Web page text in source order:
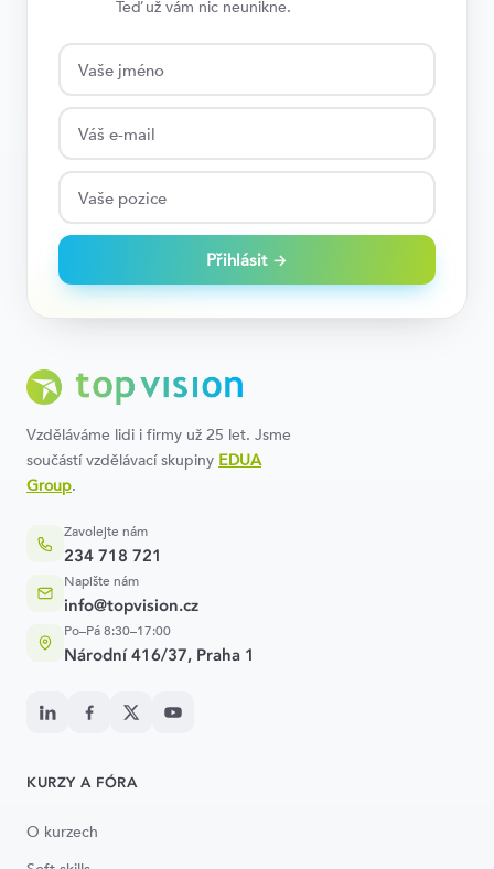
Teď už vám nic neunikne.
Přihlásit →
Vzděláváme lidi i firmy už 25 let. Jsme
součástí vzdělávací skupiny EDUA
Group.
Zavolejte nám
234 718 721
Napište nám
info@topvision.cz
Po–Pá 8:30–17:00
Národní 416/37, Praha 1
KURZY A FÓRA
O kurzech